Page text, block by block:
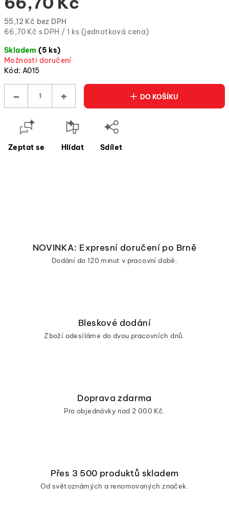
55,12 Kč bez DPH
Měrná
(jednotková
cena)
66,70 Kč s DPH / 1 ks (jednotková cena)
Skladem(5 ks)
Možnosti doručení
Kód: A015
+
− DO KOŠÍKU
Zeptat se Hlídat Sdílet
NOVINKA: Expresní doručení po Brně
Dodání do 120 minut v pracovní době.
Bleskové dodání
Zboží odesíláme do dvou pracovních dnů.
Doprava zdarma
Pro objednávky nad 2 000 Kč.
Přes 3 500 produktů skladem
Od světoznámých a renomovaných značek.